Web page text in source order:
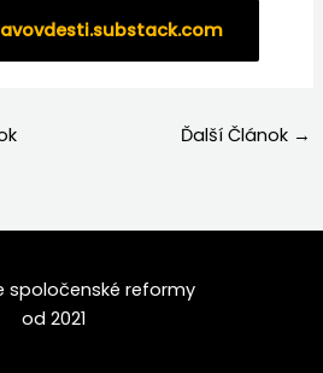
Ďalší Článok →
spoločenské reformy
od 2021